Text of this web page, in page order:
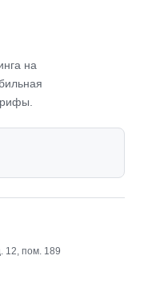
на
12, пом. 189